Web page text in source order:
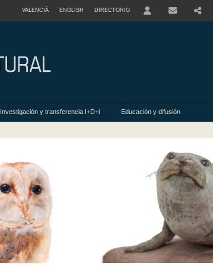
VALENCIÀ ENGLISH DIRECTORIO
Investigación y transferencia I+D+i Educación y difusión